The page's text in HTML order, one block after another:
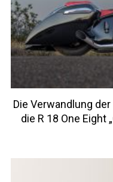
Die Verwandlung
die R 18 One Eight